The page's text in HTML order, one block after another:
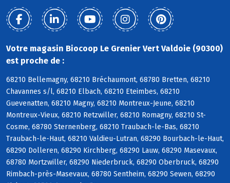
Votre magasin Biocoop Le Grenier Vert Valdoie (90300)
est proche de :
68210 Bellemagny, 68210 Bréchaumont, 68780 Bretten, 68210
Chavannes s/l, 68210 Elbach, 68210 Eteimbes, 68210
Guevenatten, 68210 Magny, 68210 Montreux-Jeune, 68210
Montreux-Vieux, 68210 Retzwiller, 68210 Romagny, 68210 St-
Cosme, 68780 Sternenberg, 68210 Traubach-le-Bas, 68210
Traubach-le-Haut, 68210 Valdieu-Lutran, 68290 Bourbach-le-Haut,
68290 Dolleren, 68290 Kirchberg, 68290 Lauw, 68290 Masevaux,
68780 Mortzwiller, 68290 Niederbruck, 68290 Oberbruck, 68290
Rimbach-près-Masevaux, 68780 Sentheim, 68290 Sewen, 68290